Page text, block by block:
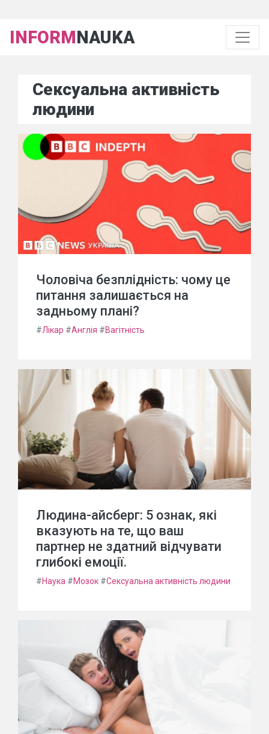
INFORMNAUKA
Сексуальна активність
людини
Чоловіча безплідність: чому це
питання залишається на
задньому плані?
#Лікар #Англія #Вагітність
Людина-айсберг: 5 ознак, які
вказують на те, що ваш
партнер не здатний відчувати
глибокі емоції.
#Наука #Мозок #Сексуальна активність людини